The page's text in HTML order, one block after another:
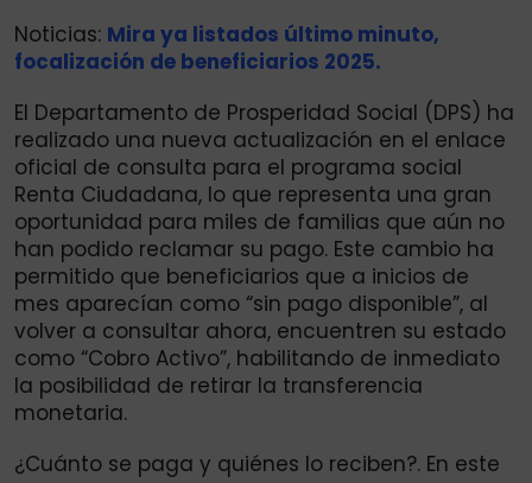
Noticias: Mira ya listados último minuto,
focalización de beneficiarios 2025.
El Departamento de Prosperidad Social (DPS) ha
realizado una nueva actualización en el enlace
oficial de consulta para el programa social
Renta Ciudadana, lo que representa una gran
oportunidad para miles de familias que aún no
han podido reclamar su pago. Este cambio ha
permitido que beneficiarios que a inicios de
mes aparecían como “sin pago disponible”, al
volver a consultar ahora, encuentren su estado
como “Cobro Activo”, habilitando de inmediato
la posibilidad de retirar la transferencia
monetaria.
¿Cuánto se paga y quiénes lo reciben?. En este